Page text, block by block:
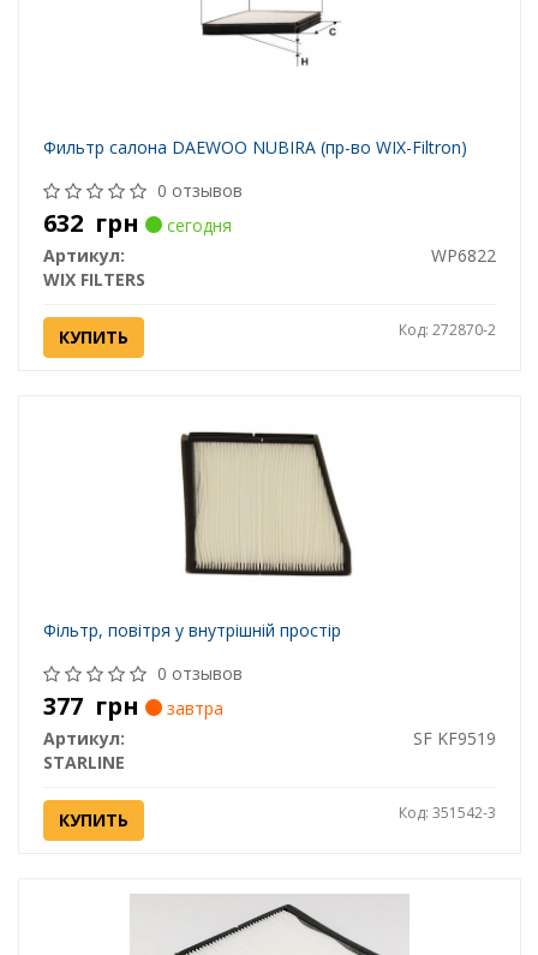
Фильтр салона DAEWOO NUBIRA (пр-во WIX-Filtron)
0 отзывов
632 грн
сегодня
Артикул:
WP6822
WIX FILTERS
КУПИТЬ Код: 272870-2
Фільтр, повітря у внутрішній простір
0 отзывов
377 грн
завтра
Артикул:
SF KF9519
STARLINE
КУПИТЬ Код: 351542-3